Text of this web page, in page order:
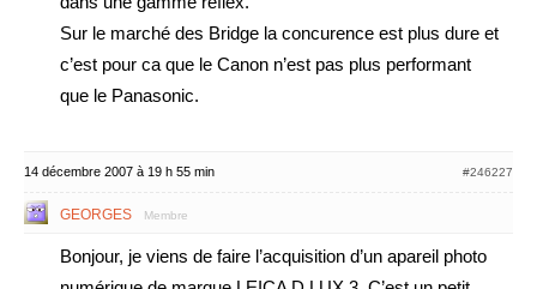
Sur le marché des Bridge la concurence est plus dure et
c’est pour ca que le Canon n’est pas plus performant
que le Panasonic.
14 décembre 2007 à 19 h 55 min #246227
GEORGES Membre
Bonjour, je viens de faire l’acquisition d’un apareil photo